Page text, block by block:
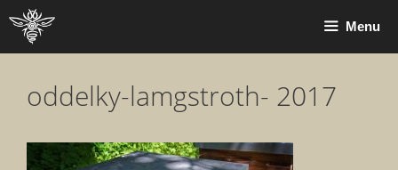
Přeskočit
na
obsah
Menu
oddelky-lamgstroth- 2017